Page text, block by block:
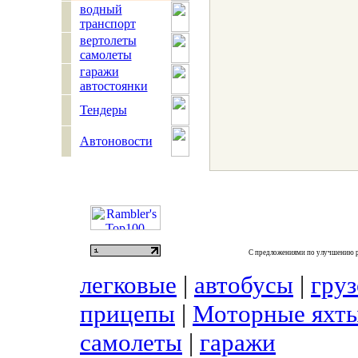
водный
транспорт
вертолеты
самолеты
гаражи
автостоянки
Тендеры
Автоновости
С предложениями по улучшению
легковые | автобусы |
прицепы | Моторные
самолеты | гаражи